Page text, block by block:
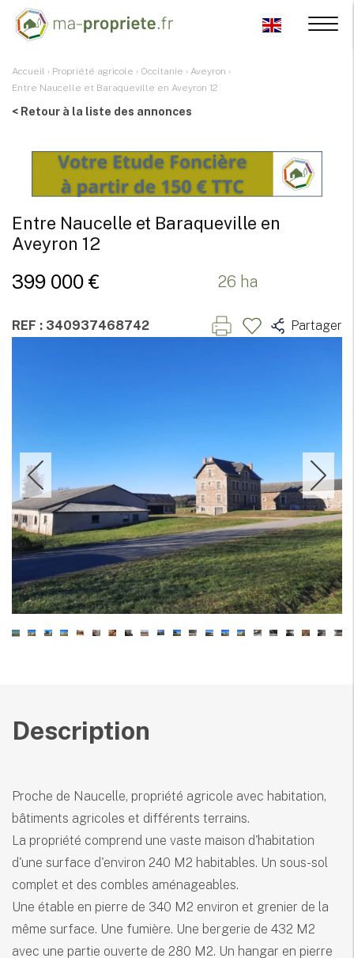
Accueil › Propriété agricole › Occitanie › Aveyron ›
Entre Naucelle et Baraqueville en Aveyron 12
< Retour à la liste des annonces
Entre Naucelle et Baraqueville en
Aveyron 12
399 000 € 26 ha
REF : 340937468742 Partager
Description
Proche de Naucelle, propriété agricole avec habitation,
bâtiments agricoles et différents terrains.
La propriété comprend une vaste maison d'habitation
d'une surface d'environ 240 M2 habitables. Un sous-sol
complet et des combles aménageables.
Une étable en pierre de 340 M2 environ et grenier de la
même surface. Une fumière. Une bergerie de 432 M2
avec une partie ouverte de 280 M2. Un hangar en pierre